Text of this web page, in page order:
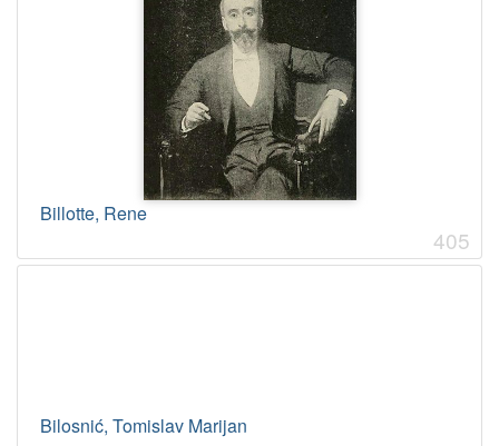
Billotte, Rene
405
Bilosnić, Tomislav Marijan